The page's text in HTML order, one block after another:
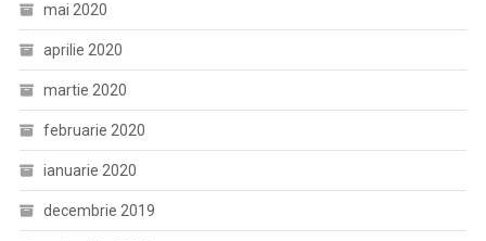
mai 2020
aprilie 2020
martie 2020
februarie 2020
ianuarie 2020
decembrie 2019